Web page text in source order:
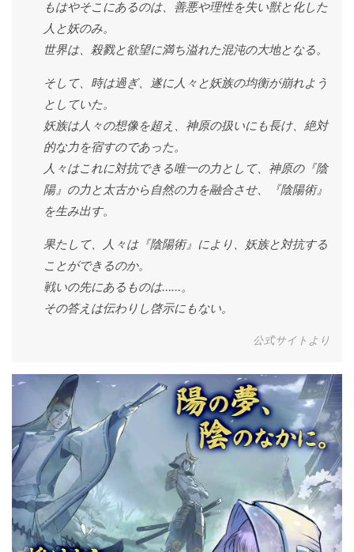
もはやそこにあるのは、善悪や理性を失い獣と化した
人と妖のみ。
世界は、殺戮と欲望に満ち溢れた混沌の大地となる。
そして、時は過ぎ、遂に人々と妖族の均衡が崩れよう
としていた。
妖族は人々の想像を超え、神原の扱いにも長け、絶対
的な力を宿すのであった。
人々はこれに対抗できる唯一の力として、神原の『陰
陽』の力と太古から自然の力を融合させ、『陰陽術』
を生み出す。
果たして、人々は『陰陽術』により、妖族と対抗する
ことができるのか。
戦いの先にあるものは……。
その答えは伝わりし啓示にもない。
公式サイトより